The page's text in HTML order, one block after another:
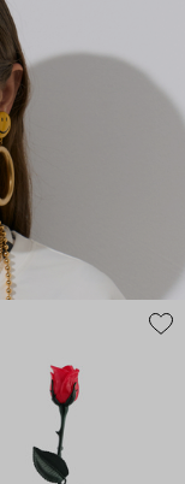
платье-люстре на
и
от
ладонь и будто бы